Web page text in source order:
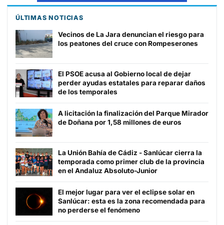
ÚLTIMAS NOTICIAS
Vecinos de La Jara denuncian el riesgo para
los peatones del cruce con Rompeserones
El PSOE acusa al Gobierno local de dejar
perder ayudas estatales para reparar daños
de los temporales
A licitación la finalización del Parque Mirador
de Doñana por 1,58 millones de euros
La Unión Bahía de Cádiz - Sanlúcar cierra la
temporada como primer club de la provincia
en el Andaluz Absoluto-Junior
El mejor lugar para ver el eclipse solar en
Sanlúcar: esta es la zona recomendada para
no perderse el fenómeno